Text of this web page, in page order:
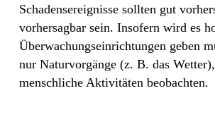
Schadensereignisse sollten gut
vorhersagbar sein. Insofern wird es
Überwachungseinrichtungen geben
nur Naturvorgänge (z. B. das
menschliche Aktivitäten beobachten.